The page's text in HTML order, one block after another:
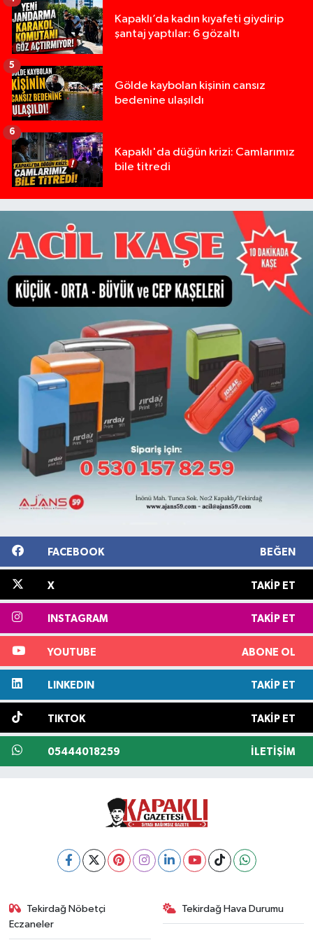
Kapaklı’da kadın kıyafeti giydirip
şantaj yaptılar: 6 gözaltı
Gölde kaybolan kişinin cansız
bedenine ulaşıldı
5
Kapaklı'da düğün krizi: Camlarımız
bile titredi
6
FACEBOOK BEĞEN
X TAKIP ET
INSTAGRAM TAKIP ET
YOUTUBE ABONE OL
LINKEDIN TAKIP ET
TIKTOK TAKIP ET
05444018259 İLETIŞIM
Tekirdağ Nöbetçi
Eczaneler
Tekirdağ Hava Durumu